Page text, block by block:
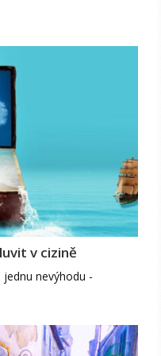
v cizině
nevýhodu -